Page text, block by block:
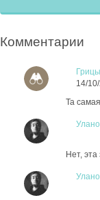
Комментарии
14/
Та
Нет,